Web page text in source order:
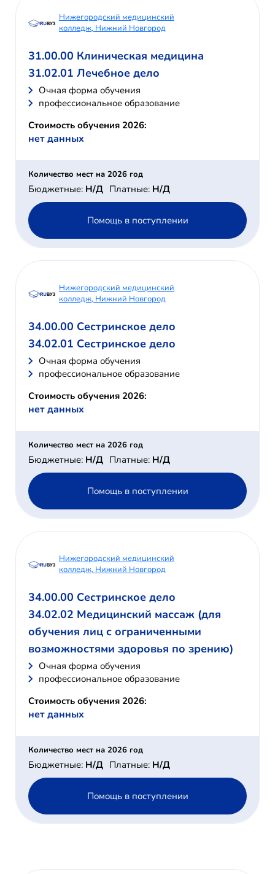
Нижегородский медицинский
колледж, Нижний Новгород
31.00.00 Клиническая медицина
31.02.01 Лечебное дело
Очная форма обучения
профессиональное образование
Стоимость обучения 2026:
нет данных
Количество мест на 2026 год
Бюджетные: Н/Д Платные: Н/Д
Помощь в поступлении
Нижегородский медицинский
колледж, Нижний Новгород
34.00.00 Сестринское дело
34.02.01 Сестринское дело
Очная форма обучения
профессиональное образование
Стоимость обучения 2026:
нет данных
Количество мест на 2026 год
Бюджетные: Н/Д Платные: Н/Д
Помощь в поступлении
Нижегородский медицинский
колледж, Нижний Новгород
34.00.00 Сестринское дело
34.02.02 Медицинский массаж (для
обучения лиц с ограниченными
возможностями здоровья по зрению)
Очная форма обучения
профессиональное образование
Стоимость обучения 2026:
нет данных
Количество мест на 2026 год
Бюджетные: Н/Д Платные: Н/Д
Помощь в поступлении